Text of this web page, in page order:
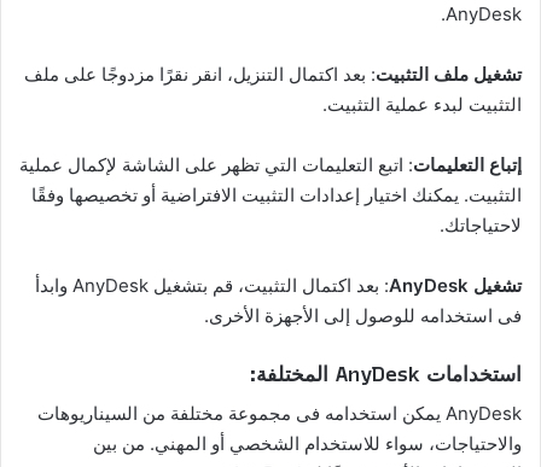
AnyDesk.
تشغيل ملف التثبيت: بعد اكتمال التنزيل، انقر نقرًا مزدوجًا على ملف
التثبيت لبدء عملية التثبيت.
إتباع التعليمات: اتبع التعليمات التي تظهر على الشاشة لإكمال عملية
التثبيت. يمكنك اختيار إعدادات التثبيت الافتراضية أو تخصيصها وفقًا
لاحتياجاتك.
تشغيل AnyDesk
: بعد اكتمال التثبيت، قم بتشغيل AnyDesk وابدأ
فى استخدامه للوصول إلى الأجهزة الأخرى.
استخدامات AnyDesk المختلفة:
AnyDesk يمكن استخدامه فى مجموعة مختلفة من السيناريوهات
والاحتياجات، سواء للاستخدام الشخصي أو المهني. من بين